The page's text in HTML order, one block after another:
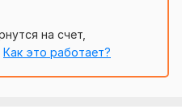
на счет,
Как это работает?
0